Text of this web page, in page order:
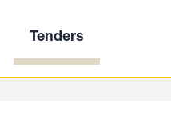
Tenders